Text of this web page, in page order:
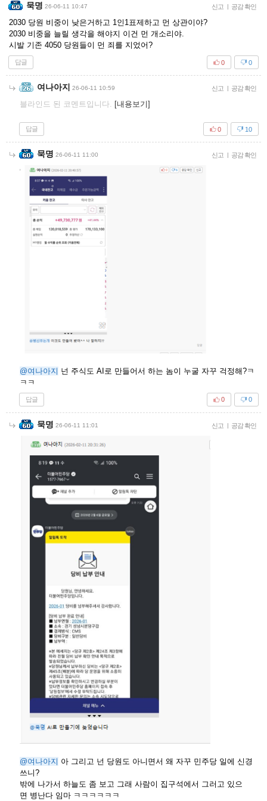
묵명 26-06-11 10:47 신고 공감 확인
2030 당원 비중이 낮은거하고 1인1표제하고 먼 상관이야?
2030 비중을 늘릴 생각을 해야지 이건 먼 개소리야.
시발 기존 4050 당원들이 먼 죄를 지었어?
답글 0
0
여나아지 26-06-11 10:59 신고 공감 확인
블라인드 된 코멘트입니다. [내용보기]
답글 10
0
묵명 26-06-11 11:00 신고 공감 확인
@여나아지 넌 주식도 AI로 만들어서 하는 놈이 누굴 자꾸 걱정해?ㅋ
ㅋㅋ
답글 0
0
묵명 26-06-11 11:01 신고 | 공감 확인
@여나아지 아 그리고 넌 당원도 아니면서 왜 자꾸 민주당 일에 신경
쓰니?
밖에 나가서 하늘도 좀 보고 그래 사람이 집구석에서 그러고 있으
면 병난다 임마 ㅋㅋㅋㅋㅋㅋ